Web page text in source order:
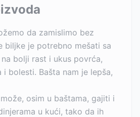
da zamislimo bez
biljke je potrebno mešati sa
bolji rast i ukus povrća,
bolesti. Bašta nam je lepša,
osim u baštama, gajiti i
u kući, tako da ih